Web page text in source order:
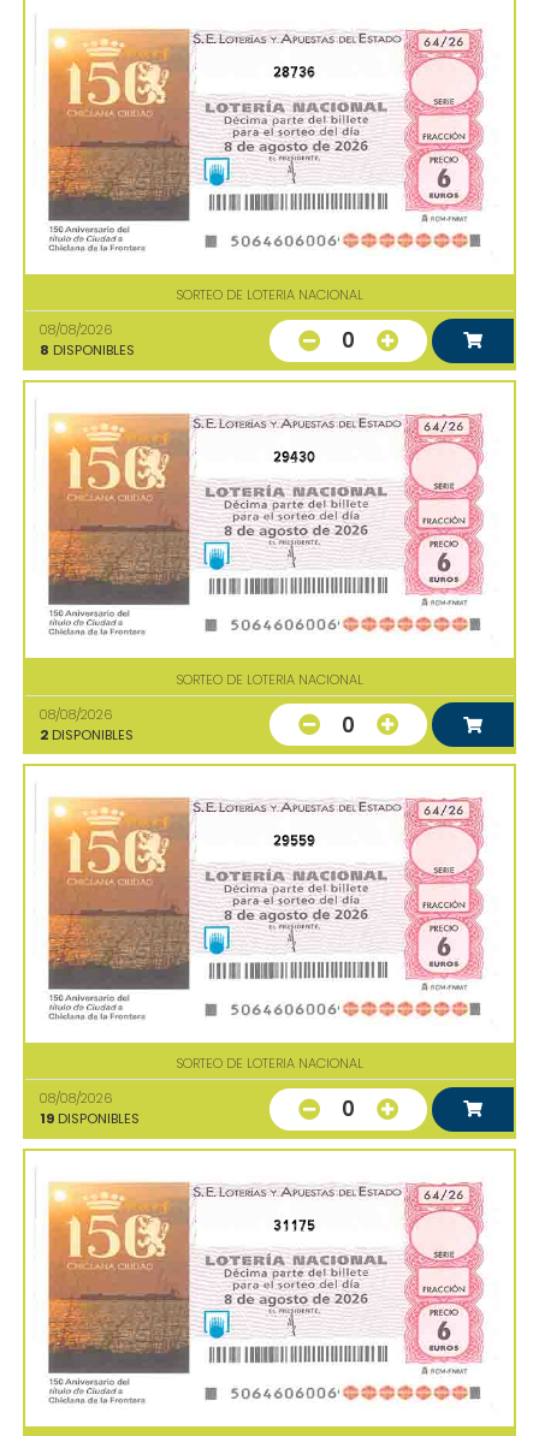
28736
SORTEO DE LOTERIA NACIONAL
08/08/2026
8 DISPONIBLES 0
29430
SORTEO DE LOTERIA NACIONAL
08/08/2026
2 DISPONIBLES 0
29559
SORTEO DE LOTERIA NACIONAL
08/08/2026
19 DISPONIBLES 0
31175